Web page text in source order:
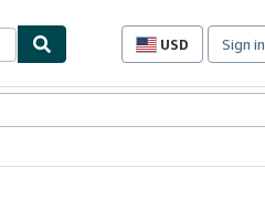
USD
Site
preferences
Sign in